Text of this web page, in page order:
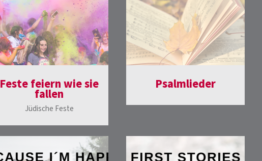
Feste feiern wie sie
fallen
Jüdische Feste
Psalmlieder